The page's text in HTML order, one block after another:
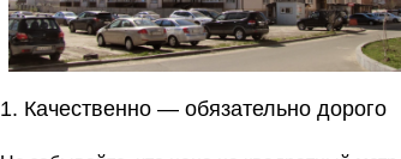
1. Качественно — обязательно дорого